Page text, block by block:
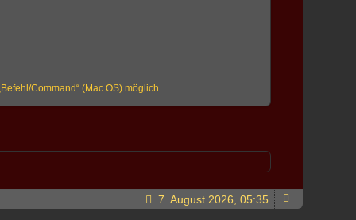
Command“ (Mac OS) möglich.
7. August 2026, 05:35